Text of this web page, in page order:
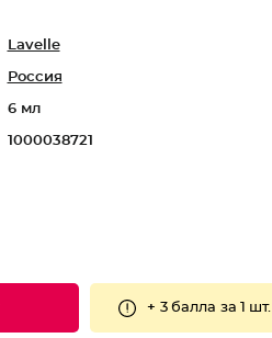
Lavelle
Россия
6 мл
1000038721
+ 3 балла за 1 шт.